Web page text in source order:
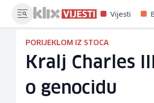
Vijesti
PORIJEKLOM IZ STOCA
Kralj Charles
o genocidu